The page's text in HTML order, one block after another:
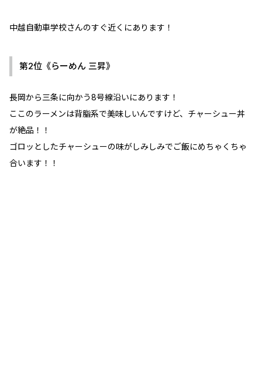
中越自動車学校さんのすぐ近くにあります！
第2位《らーめん 三昇》
長岡から三条に向かう8号線沿いにあります！
ここのラーメンは背脂系で美味しいんですけど、チャーシュー丼
が絶品！！
ゴロッとしたチャーシューの味がしみしみでご飯にめちゃくちゃ
合います！！